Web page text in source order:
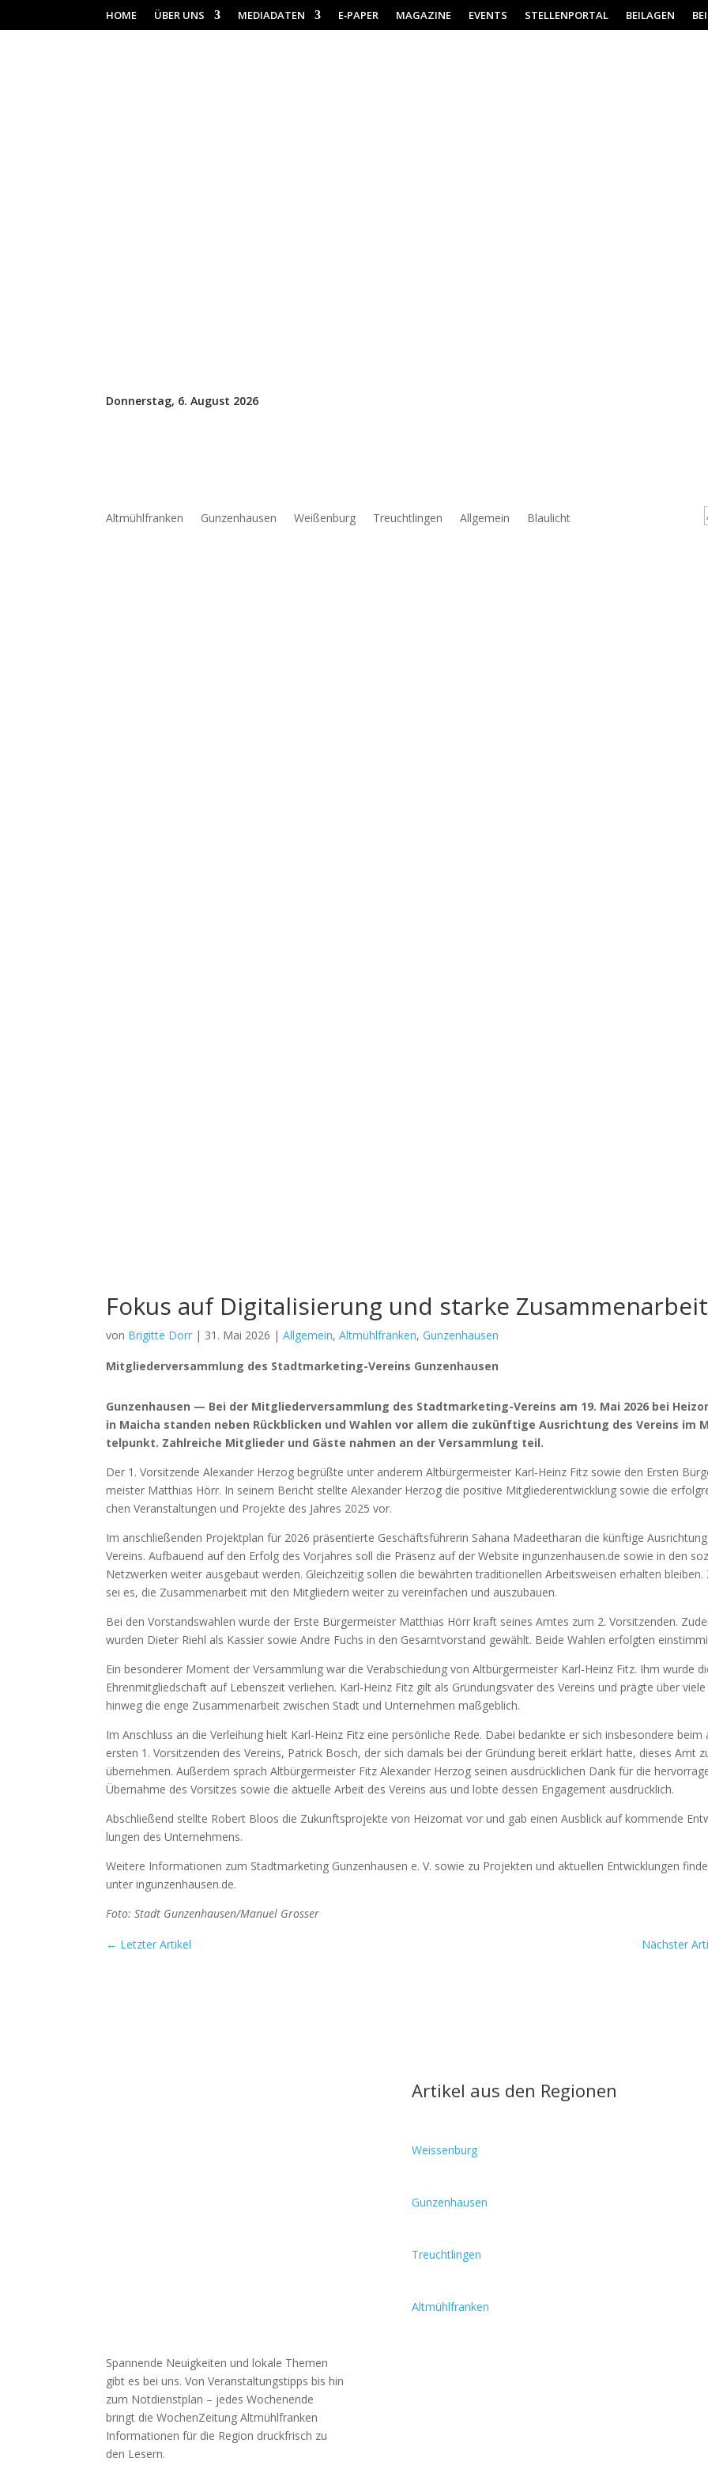
HOME ÜBER UNS MEDIADATEN E‑PAPER MAGAZINE EVENTS STELLENPORTAL BEILAGEN
Donnerstag, 6. August 2026
Altmühlfranken Gunzenhausen Weißenburg Treuchtlingen Allgemein Blaulicht
Fokus auf Digitalisierung und starke Zusammenarbeit
von Brigitte Dorr | 31. Mai 2026 |Allgemein,Altmühlfranken,Gunzenhausen
Mit­glie­der­ver­samm­lung des Stadt­mar­ke­ting-Ver­eins Gun­zen­hau­sen
Gun­zen­hau­sen — Bei der Mit­glie­der­ver­samm­lung des Stadt­mar­ke­ting-Ver­eins am 19. Mai 2026 bei
in Maicha stan­den neben Rück­bli­cken und Wah­len vor allem die zukünf­ti­ge Aus­rich­tung des Ver­eins im
tel­punkt. Zahl­rei­che Mit­glie­der und Gäs­te nah­men an der Ver­samm­lung teil.
Der 1. Vor­sit­zen­de Alex­an­der Her­zog begrüß­te unter ande­rem Alt­bür­ger­meis­ter Karl-Heinz Fitz sowie den Ers­ten
meis­ter Mat­thi­as Hörr. In sei­nem Bericht stell­te Alex­an­der Her­zog die posi­ti­ve Mit­glie­der­ent­wick­lung sowie die
chen Ver­an­stal­tun­gen und Pro­jek­te des Jah­res 2025 vor.
Im anschlie­ßen­den Pro­jekt­plan für 2026 prä­sen­tier­te Geschäfts­füh­re­rin Saha­na Made­et­ha­ran die künf­ti­ge
Ver­eins. Auf­bau­end auf den Erfolg des Vor­jah­res soll die Prä­senz auf der Web­site ingunzenhausen.de sowie in den
Netz­wer­ken wei­ter aus­ge­baut wer­den. Gleich­zei­tig sol­len die bewähr­ten tra­di­tio­nel­len Arbeits­wei­sen erhal­ten blei­ben.
sei es, die Zusam­men­ar­beit mit den Mit­glie­dern wei­ter zu ver­ein­fa­chen und aus­zu­bau­en.
Bei den Vor­stands­wah­len wur­de der Ers­te Bür­ger­meis­ter Mat­thi­as Hörr kraft sei­nes Amtes zum 2. Vor­sit­zen­den.
wur­den Die­ter Riehl als Kas­sier sowie And­re Fuchs in den Gesamt­vor­stand gewählt. Bei­de Wah­len erfolg­ten
Ein beson­de­rer Moment der Ver­samm­lung war die Ver­ab­schie­dung von Alt­bür­ger­meis­ter Karl-Heinz Fitz. Ihm wur­de
Ehren­mit­glied­schaft auf Lebens­zeit ver­lie­hen. Karl-Heinz Fitz gilt als Grün­dungs­va­ter des Ver­eins und präg­te über vie­le
hin­weg die enge Zusam­men­ar­beit zwi­schen Stadt und Unter­neh­men maß­geb­lich.
Im Anschluss an die Ver­lei­hung hielt Karl-Heinz Fitz eine per­sön­li­che Rede. Dabei bedank­te er sich ins­be­son­de­re
ers­ten 1. Vor­sit­zen­den des Ver­eins, Patrick Bosch, der sich damals bei der Grün­dung bereit erklärt hat­te, die­ses Amt
über­neh­men. Außer­dem sprach Alt­bür­ger­meis­ter Fitz Alex­an­der Her­zog sei­nen aus­drück­li­chen Dank für die
Über­nah­me des Vor­sit­zes sowie die aktu­el­le Arbeit des Ver­eins aus und lob­te des­sen Enga­ge­ment aus­drück­lich.
Abschlie­ßend stell­te Robert Bloos die Zukunfts­pro­jek­te von Hei­zo­mat vor und gab einen Aus­blick auf kom­men­de
lun­gen des Unter­neh­mens.
Wei­te­re Infor­ma­tio­nen zum Stadt­mar­ke­ting Gun­zen­hau­sen e. V. sowie zu Pro­jek­ten und aktu­el­len Ent­wick­lun­gen
unter ingunzenhausen.de.
Foto: Stadt Gunzenhausen/Manuel Gros­ser
← Letzter Artikel Nächster
Spannende Neuigkeiten und lokale Themen
gibt es bei uns. Von Veranstaltungstipps bis hin
zum Notdienstplan – jedes Wochenende
bringt die WochenZeitung Altmühlfranken
Informationen für die Region druckfrisch zu
den Lesern.
Artikel aus den Regionen
Weissenburg
Gunzenhausen
Treuchtlingen
Altmühlfranken